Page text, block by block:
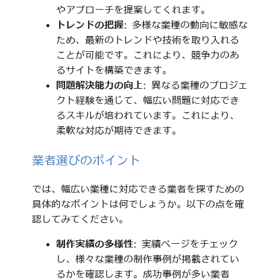
やアプローチを提案してくれます。
トレンドの把握: 多様な業種の動向に敏感な
ため、最新のトレンドや技術を取り入れる
ことが可能です。これにより、競争力のあ
るサイトを構築できます。
問題解決能力の向上: 異なる業種のプロジェ
クト経験を通じて、幅広い問題に対応でき
るスキルが培われています。これにより、
柔軟な対応が期待できます。
業者選びのポイント
では、幅広い業種に対応できる業者を探すための
具体的なポイントは何でしょうか。以下の点を確
認してみてください。
制作実績の多様性: 実績ページをチェック
し、様々な業種の制作事例が掲載されてい
るかを確認します。成功事例が多い業者